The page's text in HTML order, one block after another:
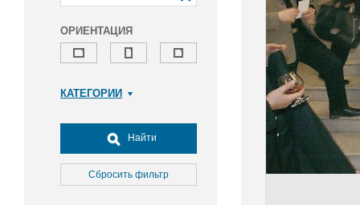
ОРИЕНТАЦИЯ
КАТЕГОРИИ
Досуг, туризм и отдых
Культура
Медицина
Найти
Сбросить фильтр